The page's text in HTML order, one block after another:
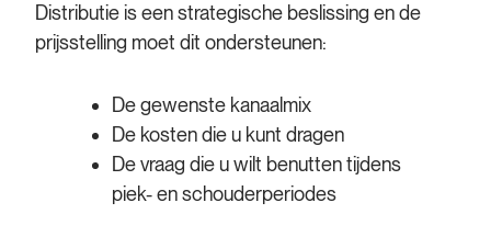
Distributie is een strategische beslissing en de
prijsstelling moet dit ondersteunen:
De gewenste kanaalmix
De kosten die u kunt dragen
De vraag die u wilt benutten tijdens
piek- en schouderperiodes